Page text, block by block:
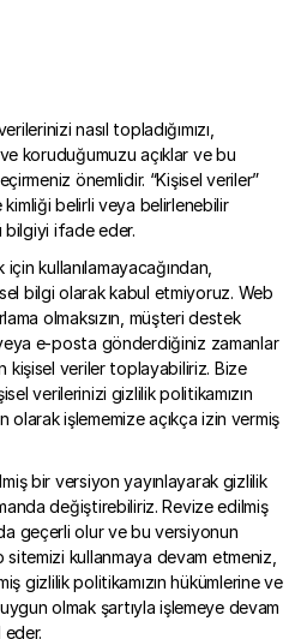
nasıl topladığımızı,
ve koruduğumuzu açıklar ve bu
önemlidir. “Kişisel veriler”
kimliği belirli veya belirlenebilir
bilgiyi ifade eder.
kullanılamayacağından,
bilgi olarak kabul etmiyoruz. Web
olmaksızın, müşteri destek
e-posta gönderdiğiniz zamanlar
kişisel veriler toplayabiliriz. Bize
verilerinizi gizlilik politikamızın
olarak işlememize açıkça izin vermiş
bir versiyon yayınlayarak gizlilik
değiştirebiliriz. Revize edilmiş
geçerli olur ve bu versiyonun
sitemizi kullanmaya devam etmeniz,
gizlilik politikamızın hükümlerine ve
olmak şartıyla işlemeye devam
eder.